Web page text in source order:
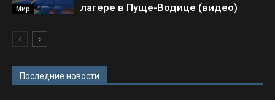
Мир
лагере в Пуще-Водице (видео)
Последние новости